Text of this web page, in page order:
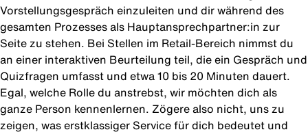
Vorstellungsgespräch einzuleiten und dir während des
gesamten Prozesses als Hauptansprechpartner:in zur
Seite zu stehen. Bei Stellen im Retail-Bereich nimmst du
an einer interaktiven Beurteilung teil, die ein Gespräch und
Quizfragen umfasst und etwa 10 bis 20 Minuten dauert.
Egal, welche Rolle du anstrebst, wir möchten dich als
ganze Person kennenlernen. Zögere also nicht, uns zu
zeigen, was erstklassiger Service für dich bedeutet und